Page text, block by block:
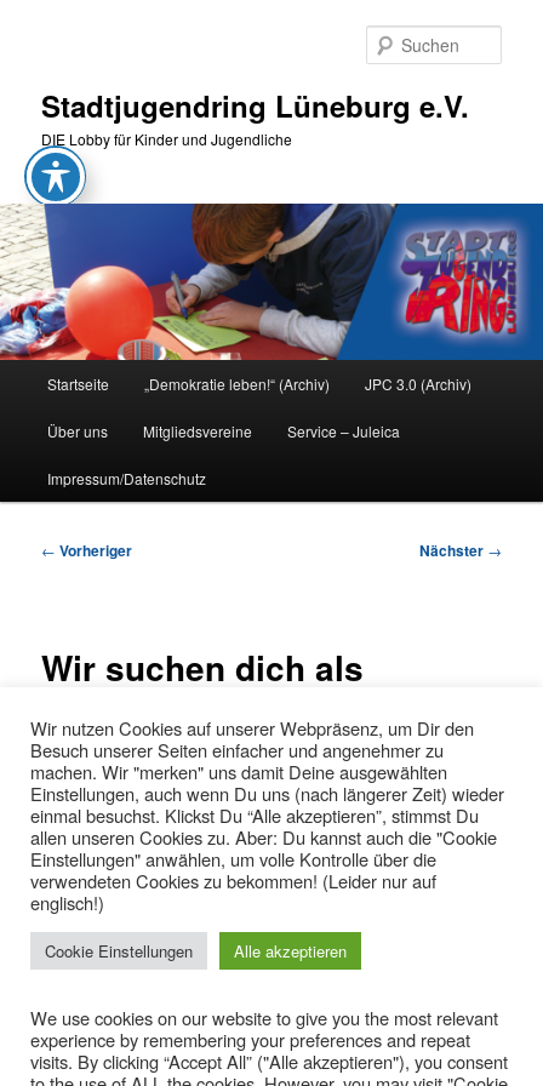
Stadtjugendring Lüneburg e.V.
DIE Lobby für Kinder und Jugendliche
Startseite „Demokratie leben!“ (Archiv) JPC 3.0 (Archiv)
Über uns Mitgliedsvereine Service – Juleica
Impressum/Datenschutz
Beitragsnavigation
← Vorheriger Nächster →
Wir suchen dich als
Projektkoordinator_in!
Bewerbungen bis zum 16.
August 2020
Veröffentlicht am27. Juli 2020vonSJR-Lüneburg//Buero
Wir nutzen Cookies auf unserer Webpräsenz, um Dir den
Besuch unserer Seiten einfacher und angenehmer zu
machen. Wir "merken" uns damit Deine ausgewählten
Einstellungen, auch wenn Du uns (nach längerer Zeit) wieder
einmal besuchst. Klickst Du “Alle akzeptieren”, stimmst Du
allen unseren Cookies zu. Aber: Du kannst auch die "Cookie
Einstellungen" anwählen, um volle Kontrolle über die
verwendeten Cookies zu bekommen! (Leider nur auf
englisch!)
Cookie Einstellungen Alle akzeptieren
We use cookies on our website to give you the most relevant
experience by remembering your preferences and repeat
visits. By clicking “Accept All” ("Alle akzeptieren"), you consent